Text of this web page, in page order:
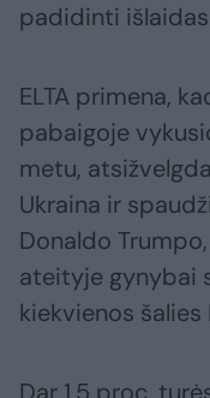
padidinti
ELTA primena,
pabaigoje
metu,
Ukraina ir
Donaldo
ateityje gynybai
kiekvienos šalies